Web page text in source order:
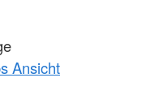
Ansicht